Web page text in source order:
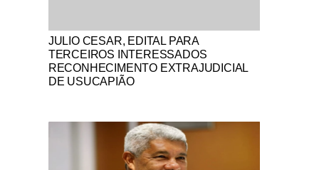
Notícias Católicas
JULIO CESAR, EDITAL PARA
TERCEIROS INTERESSADOS
RECONHECIMENTO EXTRAJUDICIAL
DE USUCAPIÃO